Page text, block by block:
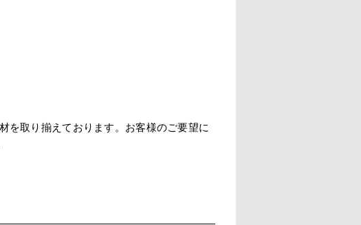
を取り揃えております。お客様のご要望に